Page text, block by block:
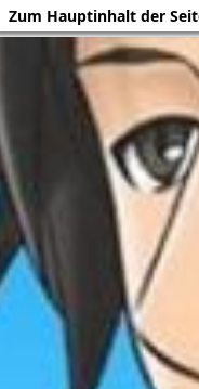
Zum Hauptinhalt der